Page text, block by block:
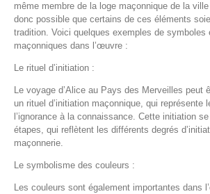
même membre de la loge maçonnique de la
donc possible que certains de ces éléments
tradition. Voici quelques exemples de symboles
maçonniques dans l’œuvre :
Le rituel d’initiation :
Le voyage d’Alice au Pays des Merveilles peut
un rituel d’initiation maçonnique, qui représente
l’ignorance à la connaissance. Cette initiation
étapes, qui reflètent les différents degrés
maçonnerie.
Le symbolisme des couleurs :
Les couleurs sont également importantes dans